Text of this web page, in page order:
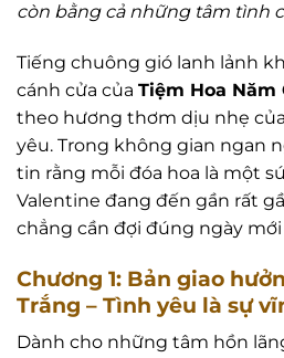
còn bằng cả những tâm tình
Tiếng chuông gió lanh lảnh
cánh cửa của Tiệm Hoa Năm
theo hương thơm dịu nhẹ
yêu. Trong không gian ngan
tin rằng mỗi đóa hoa là một
Valentine đang đến gần rất
chẳng cần đợi đúng ngày
Chương 1: Bản giao
Trắng – Tình yêu là sự
Dành cho những tâm hồn